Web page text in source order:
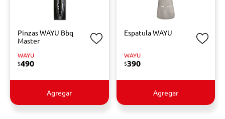
Pinzas WAYU Bbq
Master
WAYU
$490
Agregar
Espatula WAYU
WAYU
$390
Agregar